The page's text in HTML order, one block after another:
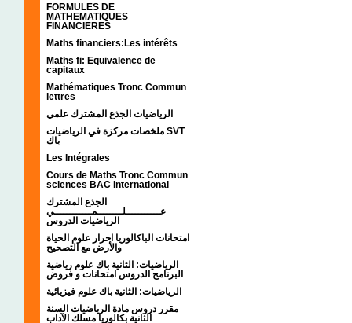
FORMULES DE
MATHEMATIQUES
FINANCIERES
Maths financiers:Les intérêts
Maths fi: Equivalence de
capitaux
Mathématiques Tronc Commun
lettres
الرياضيات الجذع المشترك علمي
ملخصات مركزة في الرياضيات SVT
باك
Les Intégrales
Cours de Maths Tronc Commun
sciences BAC International
الجذع المشترك
عـــــــــــلــــــــمــــــــــــي
الرياضيات الدروس
امتحانات الباكالوريا احرار علوم الحياة
والأرض مع التصحيح
الرياضيات: الثانية باك علوم رياضية
البرنامج الدروس امتحانات و فروض
الرياضيات: الثانية باك علوم فيزيائية
مقرر دروس مادة الرياضيات السنة
الثانية بكالوريا مسلك الآداب